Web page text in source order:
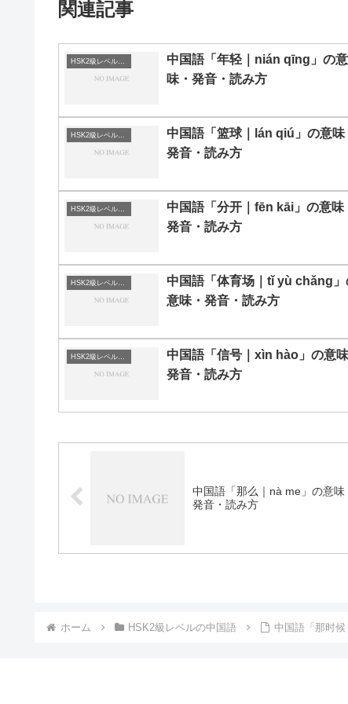
関連記事
中国語「年轻｜nián qīng」の意
味・発音・読み方
中国語「篮球｜lán qiú」の意味
発音・読み方
中国語「分开｜fēn kāi」の意味
発音・読み方
中国語「体育场｜tǐ yù chǎng」
意味・発音・読み方
中国語「信号｜xìn hào」の意味
発音・読み方
中国語「那么｜nà me」の意味
発音・読み方
ホーム HSK2級レベルの中国語 中国語「那时